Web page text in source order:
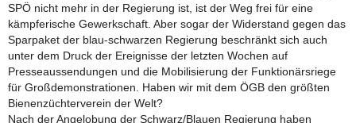
SPÖ nicht mehr in der Regierung ist, ist der Weg frei für eine
kämpferische Gewerkschaft. Aber sogar der Widerstand gegen das
Sparpaket der blau-schwarzen Regierung beschränkt sich auch
unter dem Druck der Ereignisse der letzten Wochen auf
Presseaussendungen und die Mobilisierung der Funktionärsriege
für Großdemonstrationen. Haben wir mit dem ÖGB den größten
Bienenzüchterverein der Welt?
Nach der Angelobung der Schwarz/Blauen Regierung haben